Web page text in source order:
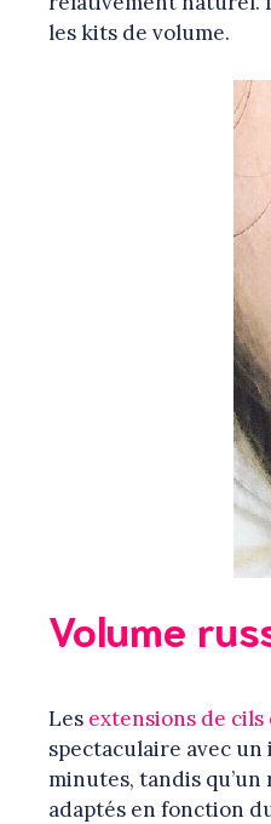
les kits de volume.
Volume
Les extensions de cils
spectaculaire avec un
minutes, tandis
adaptés en fonction